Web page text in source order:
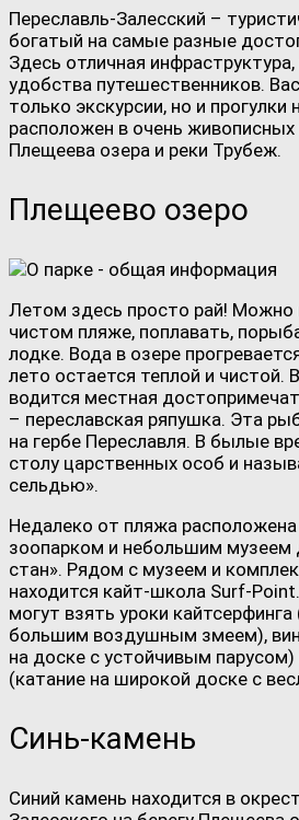
Переславль-Залесский –
богатый на самые разные
Здесь отличная
удобства путешественников.
только экскурсии, но и прогулки
расположен в очень живописных
Плещеева озера и реки Трубеж.
Плещеево озеро
Летом здесь просто рай! Можно
чистом пляже, поплавать,
лодке. Вода в озере
лето остается теплой и чистой.
водится местная
– переславская ряпушка. Эта
на гербе Переславля. В былые
столу царственных особ и
сельдью».
Недалеко от пляжа
зоопарком и небольшим музеем
стан». Рядом с музеем и
находится кайт-школа Surf-
могут взять уроки
большим воздушным змеем),
на доске с устойчивым
(катание на широкой доске с
Синь-камень
Синий камень находится в